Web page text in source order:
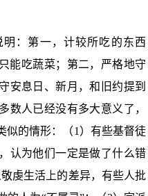
：第一，计较所吃的东西
吃蔬菜；第二，严格地守
安息日、新月，和旧约提到
数人已经没有多大意义了，
似的情形：（1 ）有些基督徒
认为他们一定是做了什么错
虔生活上的差异，有些人批